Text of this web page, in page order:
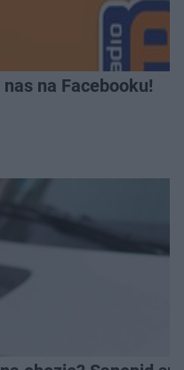
na Facebooku!